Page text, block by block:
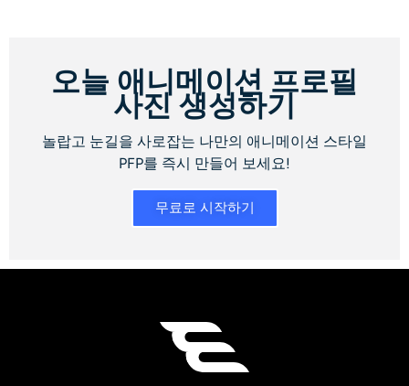
오늘 애니메이션 프로필
사진 생성하기
놀랍고 눈길을 사로잡는 나만의 애니메이션 스타일
PFP를 즉시 만들어 보세요!
무료로 시작하기